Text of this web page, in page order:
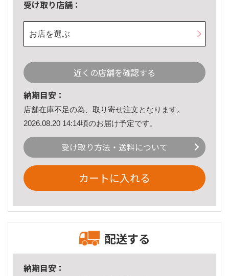
受け取り店舗：
お店を選ぶ
近くの店舗を確認する
納期目安：
店舗在庫不足の為、取り寄せ注文となります。
2026.08.20 14:14頃のお届け予定です。
受け取り方法・送料について
カートに入れる
配送する
納期目安：